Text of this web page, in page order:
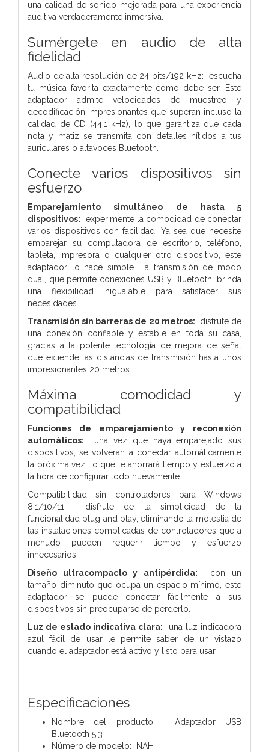
una calidad de sonido mejorada para una experiencia
auditiva verdaderamente inmersiva.
Sumérgete en audio de alta
fidelidad
Audio de alta resolución de 24 bits/192 kHz: escucha
tu música favorita exactamente como debe ser. Este
adaptador admite velocidades de muestreo y
decodificación impresionantes que superan incluso la
calidad de CD (44,1 kHz), lo que garantiza que cada
nota y matiz se transmita con detalles nítidos a tus
auriculares o altavoces Bluetooth.
Conecte varios dispositivos sin
esfuerzo
Emparejamiento simultáneo de hasta 5
dispositivos: experimente la comodidad de conectar
varios dispositivos con facilidad. Ya sea que necesite
emparejar su computadora de escritorio, teléfono,
tableta, impresora o cualquier otro dispositivo, este
adaptador lo hace simple. La transmisión de modo
dual, que permite conexiones USB y Bluetooth, brinda
una flexibilidad inigualable para satisfacer sus
necesidades.
Transmisión sin barreras de 20 metros: disfrute de
una conexión confiable y estable en toda su casa,
gracias a la potente tecnología de mejora de señal
que extiende las distancias de transmisión hasta unos
impresionantes 20 metros.
Máxima comodidad y
compatibilidad
Funciones de emparejamiento y reconexión
automáticos: una vez que haya emparejado sus
dispositivos, se volverán a conectar automáticamente
la próxima vez, lo que le ahorrará tiempo y esfuerzo a
la hora de configurar todo nuevamente.
Compatibilidad sin controladores para Windows
8.1/10/11: disfrute de la simplicidad de la
funcionalidad plug and play, eliminando la molestia de
las instalaciones complicadas de controladores que a
menudo pueden requerir tiempo y esfuerzo
innecesarios.
Diseño ultracompacto y antipérdida: con un
tamaño diminuto que ocupa un espacio mínimo, este
adaptador se puede conectar fácilmente a sus
dispositivos sin preocuparse de perderlo.
Luz de estado indicativa clara: una luz indicadora
azul fácil de usar le permite saber de un vistazo
cuando el adaptador está activo y listo para usar.
Especificaciones
Nombre del producto: Adaptador USB
Bluetooth 5.3
Número de modelo: NAH